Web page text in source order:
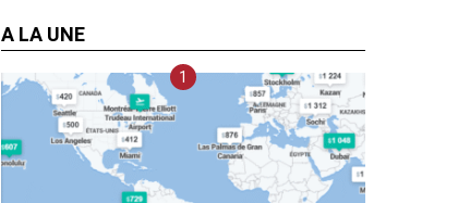
A LA UNE